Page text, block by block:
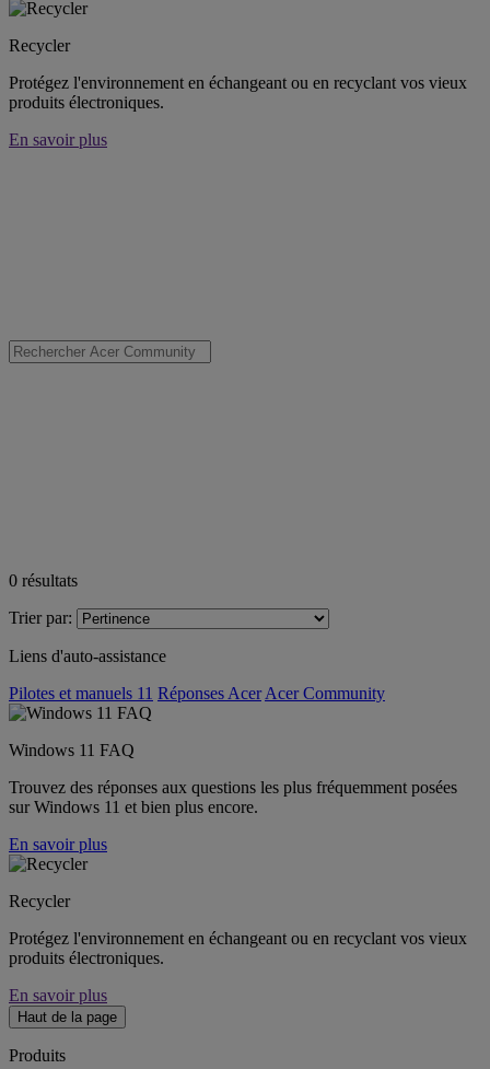
Recycler
Protégez l'environnement en échangeant ou en recyclant vos vieux
produits électroniques.
En savoir plus
0 résultats
Trier par:
Liens d'auto-assistance
Pilotes et manuels 11 Réponses Acer Acer Community
Windows 11 FAQ
Trouvez des réponses aux questions les plus fréquemment posées
sur Windows 11 et bien plus encore.
En savoir plus
Recycler
Protégez l'environnement en échangeant ou en recyclant vos vieux
produits électroniques.
En savoir plus
Haut de la page
Produits